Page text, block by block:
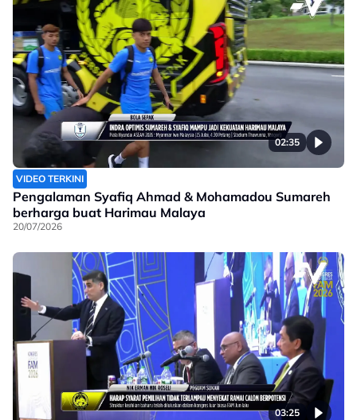
02:35
VIDEO TERKINI
Pengalaman Syafiq Ahmad & Mohamadou Sumareh
berharga buat Harimau Malaya
20/07/2026
03:25